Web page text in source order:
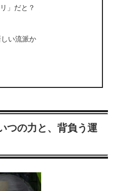
」だと？
い流派か
つの力と、背負う運